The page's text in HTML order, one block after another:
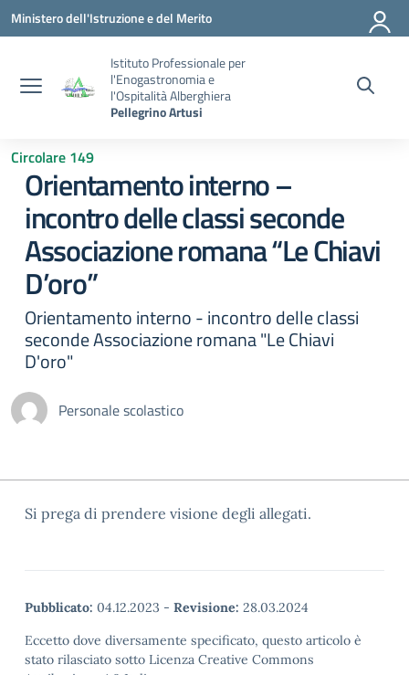
Vai ai contenuti
Vai al menu di navigazione
Vai al footer
Ministero dell'Istruzione e del Merito
Istituto Professionale per
l'Enogastronomia e
l'Ospitalità Alberghiera
Pellegrino Artusi
Circolare 149
Orientamento interno –
incontro delle classi seconde
Associazione romana “Le Chiavi
D’oro”
Orientamento interno - incontro delle classi
seconde Associazione romana "Le Chiavi
D'oro"
Personale scolastico
Si prega di prendere visione degli allegati.
Pubblicato: 04.12.2023 - Revisione: 28.03.2024
Eccetto dove diversamente specificato, questo articolo è
stato rilasciato sotto Licenza Creative Commons